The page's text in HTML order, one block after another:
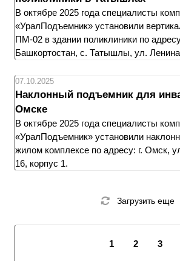
В октябре 2025 года специалисты
«УралПодъемник» установили
ПМ-02 в здании поликлиники по
Башкортостан, с. Татышлы, ул.
07.10.2025
Наклонный подъемник для
Омске
В октябре 2025 года специалисты
«УралПодъемник» установили
жилом комплексе по адресу: г. Омск,
16, корпус 1.
Загрузить еще
1 2 3